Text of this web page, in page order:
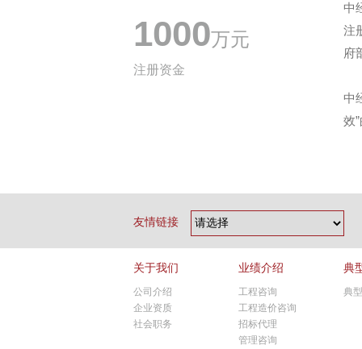
1000万元
注册资金
中
注
府
中
效
友情链接
关于我们
公司介绍
企业资质
社会职务
业绩介绍
工程咨询
工程造价咨询
招标代理
管理咨询
典
典